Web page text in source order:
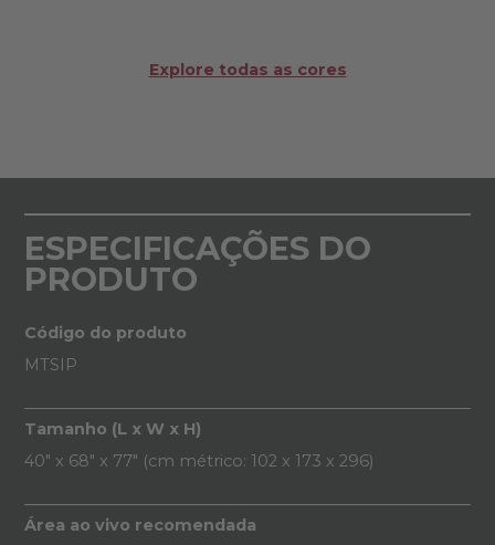
Explore todas as cores
ESPECIFICAÇÕES DO
PRODUTO
Código do produto
MTSIP
Tamanho (L x W x H)
40" x 68" x 77" (cm métrico: 102 x 173 x 296)
Área ao vivo recomendada